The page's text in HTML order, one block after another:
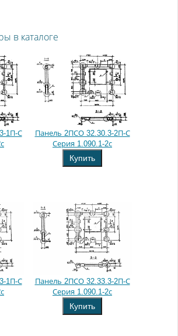
в каталоге
1П-С
Панель 2ПСО 32.30.3-2П-С
Серия 1.090.1-2с
Купить
1П-С
Панель 2ПСО 32.33.3-2П-С
Серия 1.090.1-2с
Купить